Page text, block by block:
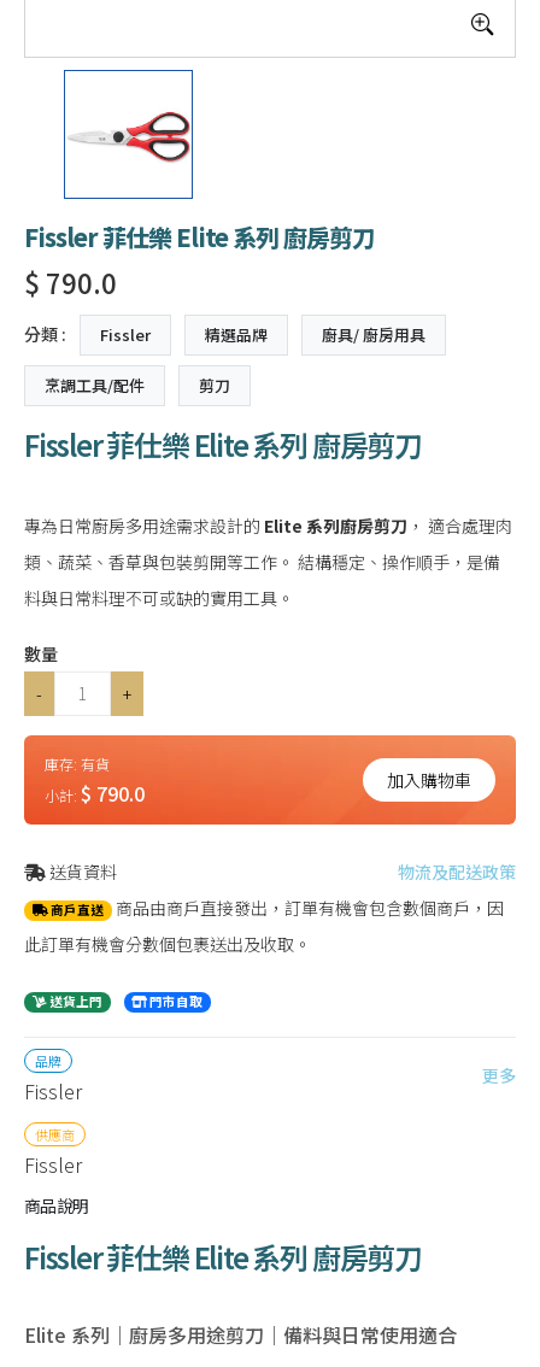
Fissler 菲仕樂 Elite 系列 廚房剪刀
$ 790.0
分類 : Fissler 精選品牌 廚具/ 廚房用具
烹調工具/配件 剪刀
Fissler 菲仕樂 Elite 系列 廚房剪刀
專為日常廚房多用途需求設計的 Elite 系列廚房剪刀 ， 適合處理肉
類、蔬菜、香草與包裝剪開等工作。 結構穩定、操作順手，是備
料與日常料理不可或缺的實用工具。
數量
-
+
庫存: 有貨
小計: $ 790.0 加入購物車
送貨資料 物流及配送政策
商戶直送 商品由商戶直接發出，訂單有機會包含數個商戶，因
此訂單有機會分數個包裹送出及收取。
送貨上門 門市自取
品牌
Fissler
更多
供應商
Fissler
商品說明
Fissler 菲仕樂 Elite 系列 廚房剪刀
Elite 系列｜廚房多用途剪刀｜備料與日常使用適合